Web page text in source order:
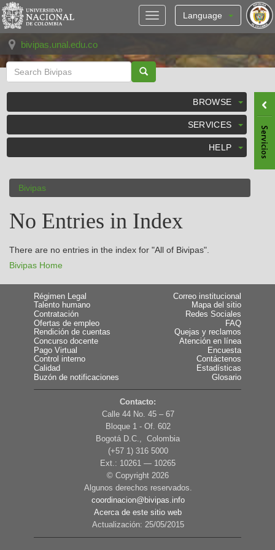
Skip
navigation
Language
bivipas.unal.edu.co
BROWSE
SERVICES
HELP
Bivipas
No Entries in Index
There are no entries in the index for "All of Bivipas".
Bivipas Home
Régimen Legal
Talento humano
Contratación
Ofertas de empleo
Rendición de cuentas
Concurso docente
Pago Virtual
Control interno
Calidad
Buzón de notificaciones
Correo institucional
Mapa del sitio
Redes Sociales
FAQ
Quejas y reclamos
Atención en línea
Encuesta
Contáctenos
Estadísticas
Glosario
Contacto:
Calle 44 No. 45 – 67
Bloque 1 - Of. 602
Bogotá D.C., Colombia
(+57 1) 316 5000
Ext.: 10261 — 10265
© Copyright 2026
Algunos derechos reservados.
coordinacion@bivipas.info
Acerca de este sitio web
Actualización: 25/05/2015